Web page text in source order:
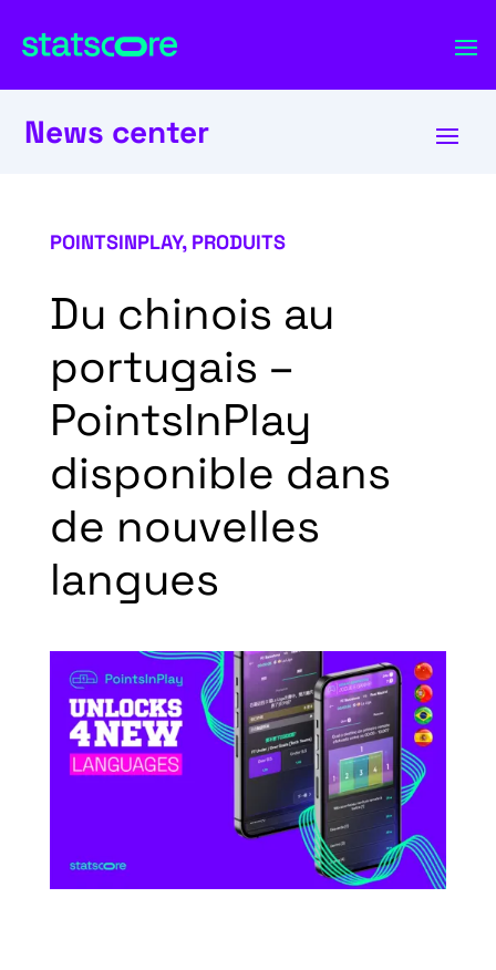
News center
POINTSINPLAY, PRODUITS
Du chinois au
portugais –
PointsInPlay
disponible dans
de nouvelles
langues